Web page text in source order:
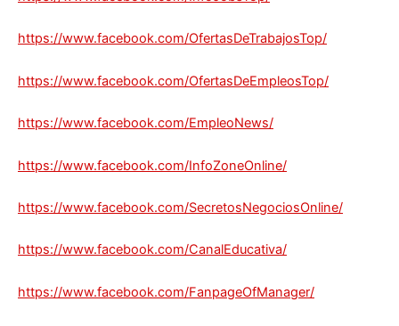
https://www.facebook.com/OfertasDeTrabajosTop/
https://www.facebook.com/OfertasDeEmpleosTop/
https://www.facebook.com/EmpleoNews/
https://www.facebook.com/InfoZoneOnline/
https://www.facebook.com/SecretosNegociosOnline/
https://www.facebook.com/CanalEducativa/
https://www.facebook.com/FanpageOfManager/